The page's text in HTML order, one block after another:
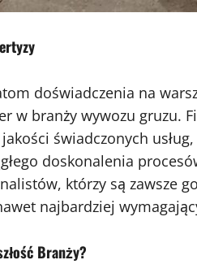
doświadczenia na
w branży wywozu gruzu.
świadczonych
doskonalenia
którzy są zawsze
najbardziej
Branży?